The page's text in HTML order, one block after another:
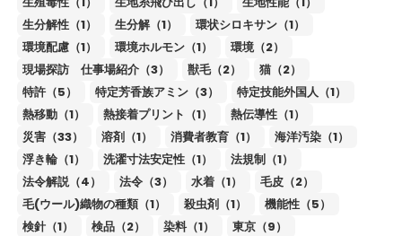
生分解性（1）
生分解（1）
環状シロキサン（1）
環境配慮（1）
環境ホルモン（1）
環境（2）
現場探訪 仕事場紹介（3）
獣毛（2）
猫（2）
特許（5）
特定芳香族アミン（3）
特定技能外国人（1）
熱移動（1）
熱接着プリント（1）
熱伝導性（1）
災害（33）
溶剤（1） 消費者教育（1）
海洋汚染（1）
浮き輪（1）
洗濯寸法安定性（1）
法規制（1）
法令解説（4）
法令（3） 水着（1）
毛皮（2）
毛(ウール)織物の種類（1）
殺虫剤（1）
機能性（5）
検針（1）
検品（2） 染料（1）
東京（9）